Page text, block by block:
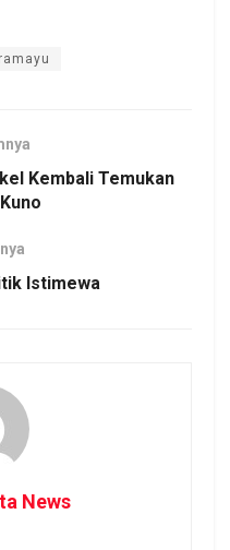
Kembali Temukan
Istimewa
News